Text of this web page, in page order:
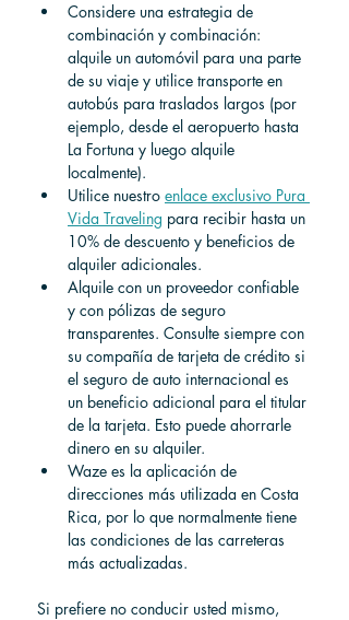
Considere una estrategia de
combinación y combinación:
alquile un automóvil para una parte
de su viaje y utilice transporte en
autobús para traslados largos (por
ejemplo, desde el aeropuerto hasta
La Fortuna y luego alquile
localmente).
Utilice nuestro enlace exclusivo Pura
Vida Traveling para recibir hasta un
10% de descuento y beneficios de
alquiler adicionales.
Alquile con un proveedor confiable
y con pólizas de seguro
transparentes. Consulte siempre con
su compañía de tarjeta de crédito si
el seguro de auto internacional es
un beneficio adicional para el titular
de la tarjeta. Esto puede ahorrarle
dinero en su alquiler.
Waze es la aplicación de
direcciones más utilizada en Costa
Rica, por lo que normalmente tiene
las condiciones de las carreteras
más actualizadas.
Si prefiere no conducir usted mismo,